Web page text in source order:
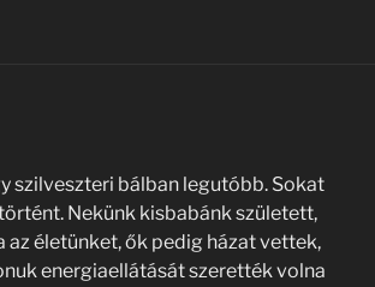
szilveszteri bálban legutóbb. Sokat
Nekünk kisbabánk született,
életünket, ők pedig házat vettek,
energiaellátását szerették volna